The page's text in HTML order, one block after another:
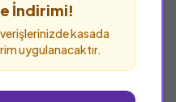
İndirimi!
kasada
uygulanacaktır.